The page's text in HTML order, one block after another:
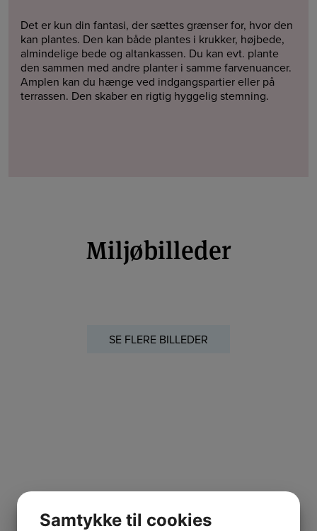
Det er kun din fantasi, der sættes grænser for, hvor den
kan plantes. Den kan både plantes i krukker, højbede,
almindelige bede og altankassen. Du kan evt. plante
den sammen med andre planter i samme farvenuancer.
Amplen kan du hænge ved indgangspartier eller på
terrassen. Den skaber en rigtig hyggelig stemning.
Miljøbilleder
SE FLERE BILLEDER
Inspirationsvideoer
Samtykke til cookies